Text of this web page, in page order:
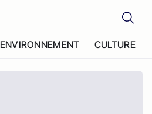
ENVIRONNEMENT CULTURE